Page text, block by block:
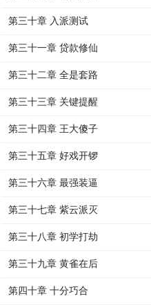
第三十章 入派测试
第三十一章 贷款修仙
第三十二章 全是套路
第三十三章 关键提醒
第三十四章 王大傻子
第三十五章 好戏开锣
第三十六章 最强装逼
第三十七章 紫云派灭
第三十八章 初学打劫
第三十九章 黄雀在后
第四十章 十分巧合